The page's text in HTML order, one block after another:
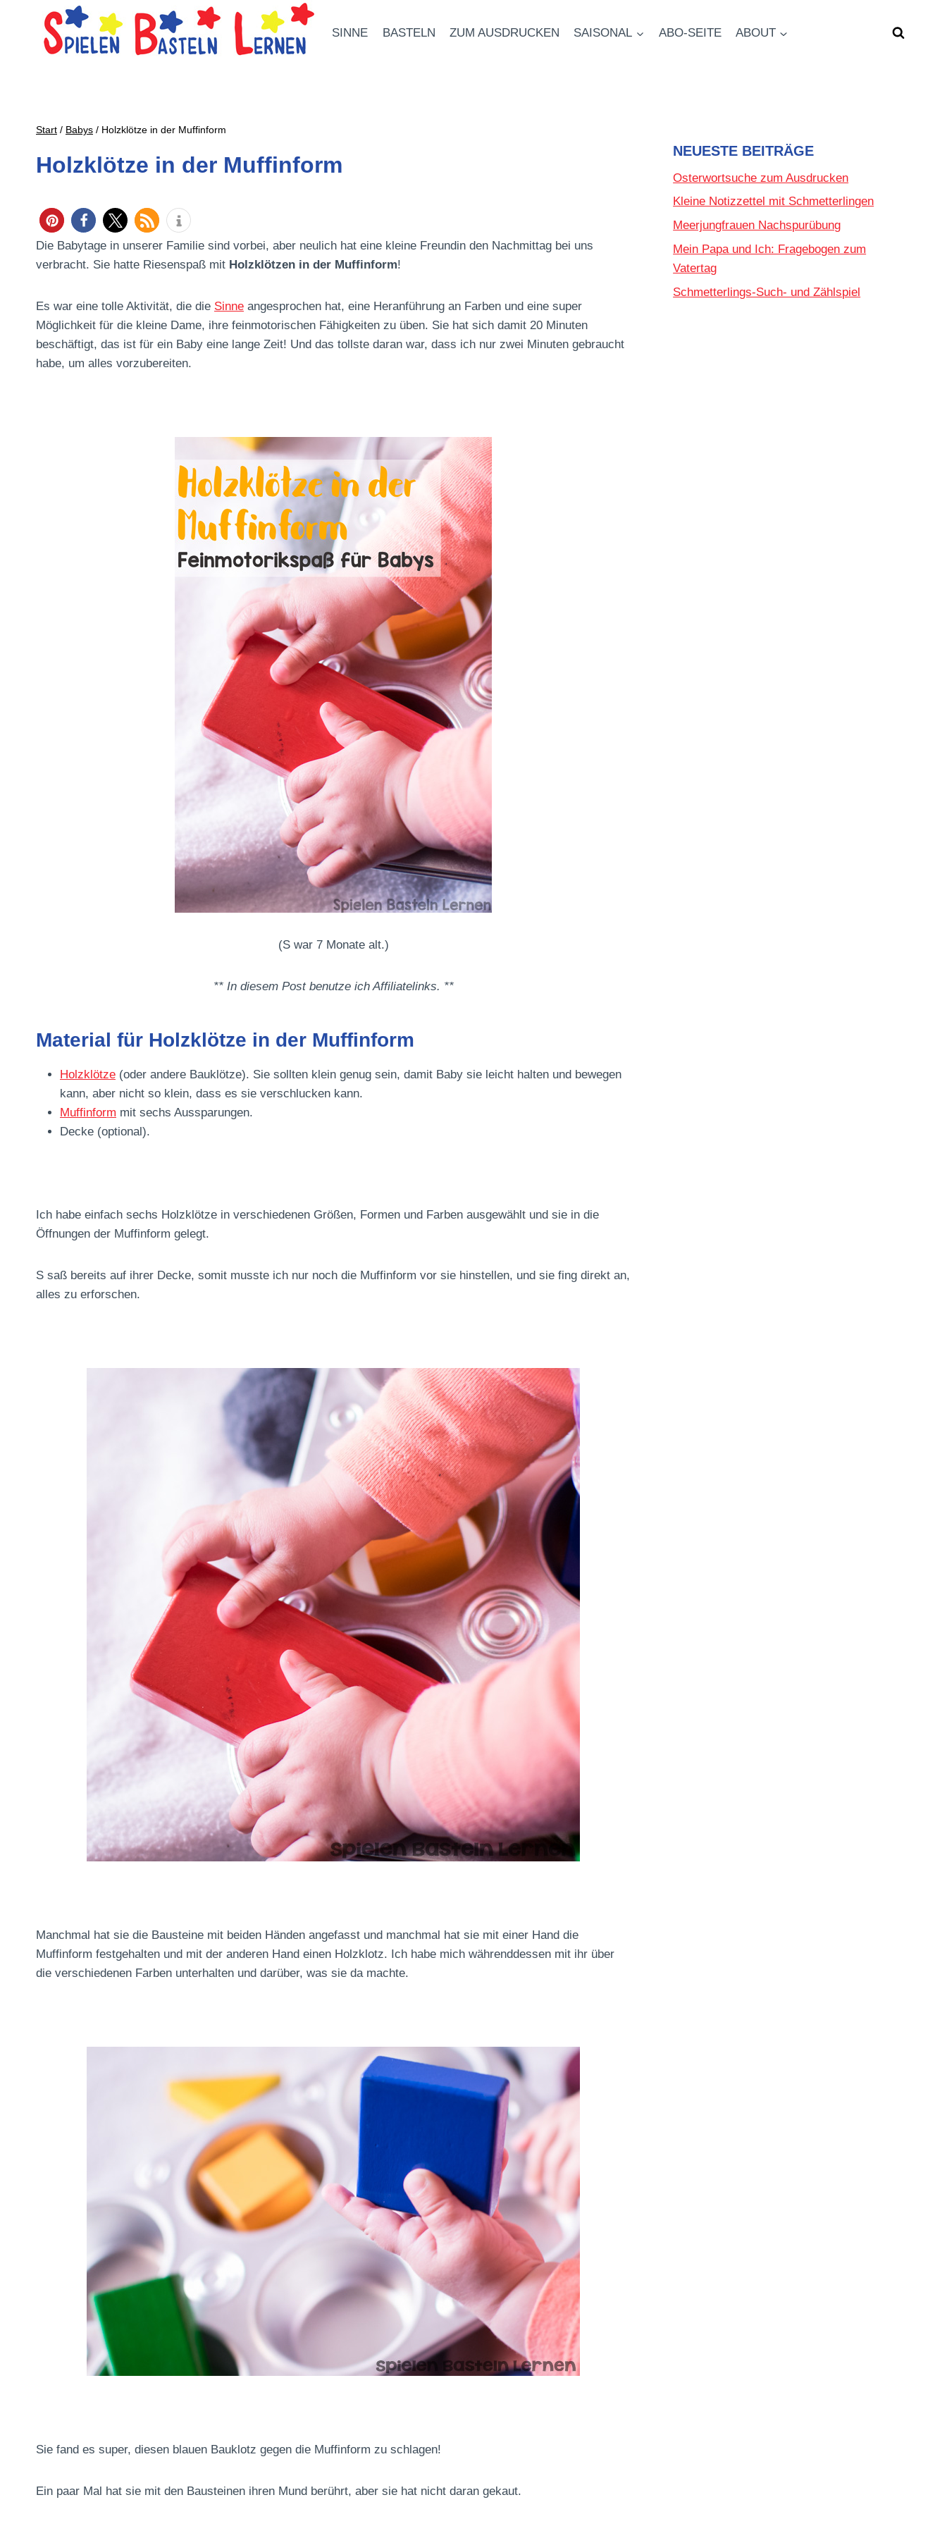
springen
SINNE BASTELN ZUM AUSDRUCKEN SAISONAL ABO-SEITE ABOUT
Start / Babys / Holzklötze in der Muffinform
Holzklötze in der Muffinform
Die Babytage in unserer Familie sind vorbei, aber neulich hat eine kleine Freundin den Nachmittag bei uns
verbracht. Sie hatte Riesenspaß mit Holzklötzen in der Muffinform!
Es war eine tolle Aktivität, die die Sinne angesprochen hat, eine Heranführung an Farben und eine super
Möglichkeit für die kleine Dame, ihre feinmotorischen Fähigkeiten zu üben. Sie hat sich damit 20 Minuten
beschäftigt, das ist für ein Baby eine lange Zeit! Und das tollste daran war, dass ich nur zwei Minuten gebraucht
habe, um alles vorzubereiten.
(S war 7 Monate alt.)
** In diesem Post benutze ich Affiliatelinks. **
Material für Holzklötze in der Muffinform
Holzklötze (oder andere Bauklötze). Sie sollten klein genug sein, damit Baby sie leicht halten und bewegen
kann, aber nicht so klein, dass es sie verschlucken kann.
Muffinform mit sechs Aussparungen.
Decke (optional).
Ich habe einfach sechs Holzklötze in verschiedenen Größen, Formen und Farben ausgewählt und sie in die
Öffnungen der Muffinform gelegt.
S saß bereits auf ihrer Decke, somit musste ich nur noch die Muffinform vor sie hinstellen, und sie fing direkt an,
alles zu erforschen.
Manchmal hat sie die Bausteine mit beiden Händen angefasst und manchmal hat sie mit einer Hand die
Muffinform festgehalten und mit der anderen Hand einen Holzklotz. Ich habe mich währenddessen mit ihr über
die verschiedenen Farben unterhalten und darüber, was sie da machte.
Sie fand es super, diesen blauen Bauklotz gegen die Muffinform zu schlagen!
Ein paar Mal hat sie mit den Bausteinen ihren Mund berührt, aber sie hat nicht daran gekaut.
NEUESTE BEITRÄGE
Osterwortsuche zum Ausdrucken
Kleine Notizzettel mit Schmetterlingen
Meerjungfrauen Nachspurübung
Mein Papa und Ich: Fragebogen zum
Vatertag
Schmetterlings-Such- und Zählspiel